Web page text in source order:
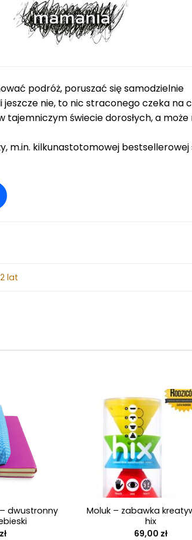
9
9
.podróż, poruszać się samodzielnie
nie, to nic straconego czeka na
tajemniczym świecie dorosłych, a
m.in. kilkunastotomowej bestsellerowej
lat
dwustronny
zł
Moluk – zabawka
hix
69,00 zł